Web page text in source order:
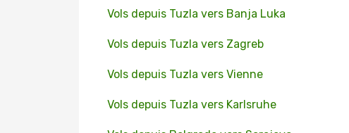
Vols depuis Tuzla vers Banja Luka
Vols depuis Tuzla vers Zagreb
Vols depuis Tuzla vers Vienne
Vols depuis Tuzla vers Karlsruhe